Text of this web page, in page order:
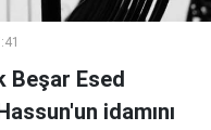
Beşar Esed
idamını